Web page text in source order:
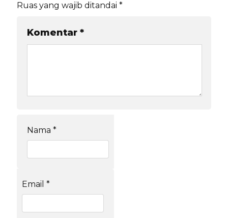
Ruas yang wajib ditandai *
Komentar *
Nama *
Email *